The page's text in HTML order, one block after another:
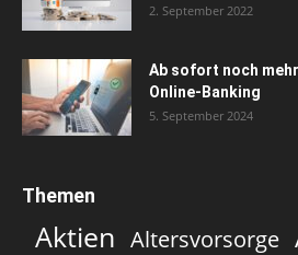
2. September 2022
Ab sofort noch
Online-Banking
5. September 2024
Themen
Aktien Altersvorsorge